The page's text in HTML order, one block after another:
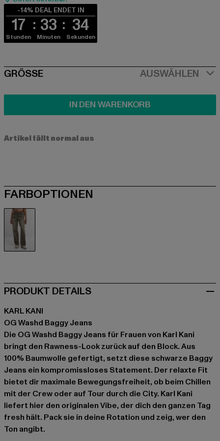
-14% DEAL ENDET IN
17
Stunden
33
Minuten
33
Sekunden
SIZE
GRÖSSE AUSWÄHLEN
IN DEN WARENKORB
Artikel fällt normal aus
FARBOPTIONEN
PRODUKT DETAILS
KARL KANI
OG Washd Baggy Jeans
Die OG Washd Baggy Jeans für Frauen von Karl Kani
bringt den Rawness-Look zurück auf den Block. Aus
100% Baumwolle gefertigt, setzt diese schwarze Baggy
Jeans ein kompromissloses Statement. Der relaxte Fit
bietet dir maximale Bewegungsfreiheit, ob beim Chillen
mit der Crew oder auf Tour durch die City. Karl Kani
liefert hier den originalen Vibe, der dich den ganzen Tag
fresh hält. Pack sie in deine Rotation und zeig, wer den
Ton angibt.